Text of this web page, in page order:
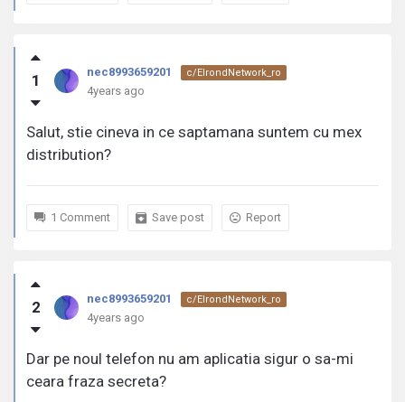
1 nec8993659201 c/ElrondNetwork_ro
4years ago
Salut, stie cineva in ce saptamana suntem cu mex
distribution?
1 Comment Save post Report
2 nec8993659201 c/ElrondNetwork_ro
4years ago
Dar pe noul telefon nu am aplicatia sigur o sa-mi
ceara fraza secreta?